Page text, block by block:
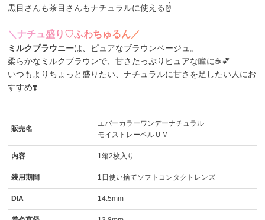
黒目さんも茶目さんもナチュラルに使える☝
＼ ナチュ盛り ♡ふわちゅるん／
ミルクブラウニーは、ピュアなブラウンベージュ。
柔らかなミルクブラウンで、甘さたっぷりピュアな瞳に☕💕
いつもよりちょっと盛りたい、ナチュラルに甘さを足したい人にお
すすめ❣️
販売名
エバーカラーワンデーナチュラル
モイストレーベルＵＶ
内容 1箱2枚入り
装用期間 1日使い捨てソフトコンタクトレンズ
DIA 14.5mm